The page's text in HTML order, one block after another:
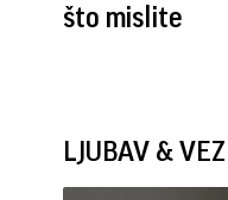
što mislite
LJUBAV &